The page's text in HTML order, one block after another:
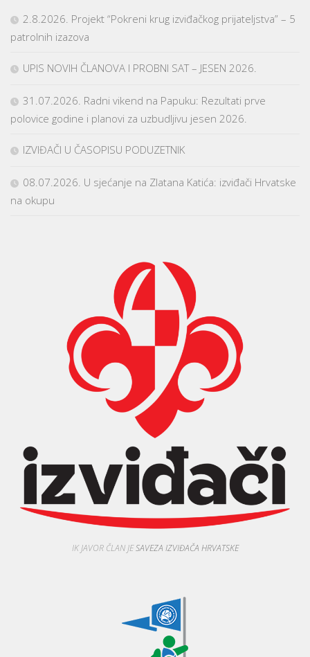
2.8.2026. Projekt “Pokreni krug izviđačkog prijateljstva” – 5
patrolnih izazova
UPIS NOVIH ČLANOVA I PROBNI SAT – JESEN 2026.
31.07.2026. Radni vikend na Papuku: Rezultati prve
polovice godine i planovi za uzbudljivu jesen 2026.
IZVIĐAČI U ČASOPISU PODUZETNIK
08.07.2026. U sjećanje na Zlatana Katića: izviđači Hrvatske
na okupu
IK JAVOR ČLAN JESAVEZA IZVIĐAČA HRVATSKE